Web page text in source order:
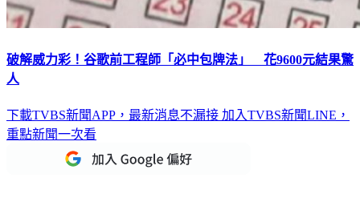
破解威力彩！谷歌前工程師「必中包牌法」 花9600元結果驚
人
下載TVBS新聞APP，最新消息不漏接 加入TVBS新聞LINE，
重點新聞一次看